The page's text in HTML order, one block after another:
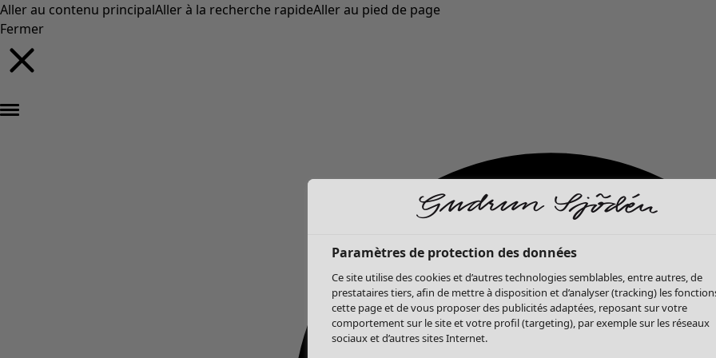
Aller au contenu principalAller à la recherche rapideAller au pied de page
Fermer
Paramètres de protection des données
Ce site utilise des cookies et d’autres technologies semblables, entre autres, de
prestataires tiers, afin de mettre à disposition et d’analyser (tracking) les
cette page et de vous proposer des publicités adaptées, reposant sur votre
comportement sur le site et votre profil (targeting), par exemple sur les réseaux
sociaux et d’autres sites Internet.